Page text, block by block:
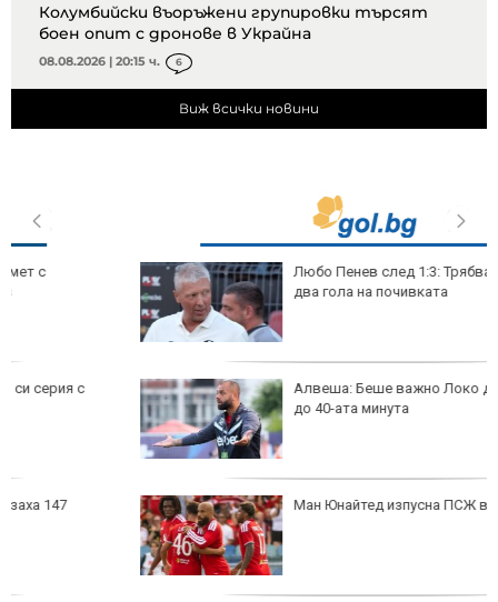
Колумбийски въоръжени групировки търсят
боен опит с дронове в Украйна
08.08.2026 | 20:15 ч. 6
Виж всички новини
Любо Пенев след 1:3: Трябваше да водим с
два гола на почивката
Алвеша: Беше важно Локо да не ни поведе
до 40-ата минута
Ман Юнайтед изпусна ПСЖ в Швеция